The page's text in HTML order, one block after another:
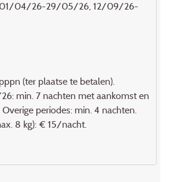
01/04/26-29/05/26, 12/09/26-
(ter plaatse te betalen).
min. 7 nachten met aankomst en
periodes: min. 4 nachten.
8 kg): € 15/nacht.